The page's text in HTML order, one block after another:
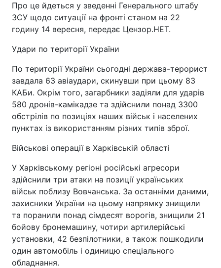
Про це йдеться у зведенні Генерального штабу
ЗСУ щодо ситуації на фронті станом на 22
годину 14 вересня, передає Цензор.НЕТ.
Удари по території України
По території України сьогодні держава-терорист
завдала 63 авіаудари, скинувши при цьому 83
КАБи. Окрім того, загарбники задіяли для ударів
580 дронів-камікадзе та здійснили понад 3300
обстрілів по позиціях наших військ і населених
пунктах із використанням різних типів зброї.
Військові операції в Харківській області
У Харківському регіоні російські агресори
здійснили три атаки на позиції українських
військ поблизу Вовчанська. За останніми даними,
захисники України на цьому напрямку знищили
та поранили понад сімдесят ворогів, знищили 21
бойову бронемашину, чотири артилерійські
установки, 42 безпілотники, а також пошкодили
один автомобіль і одиницю спеціального
обладнання.